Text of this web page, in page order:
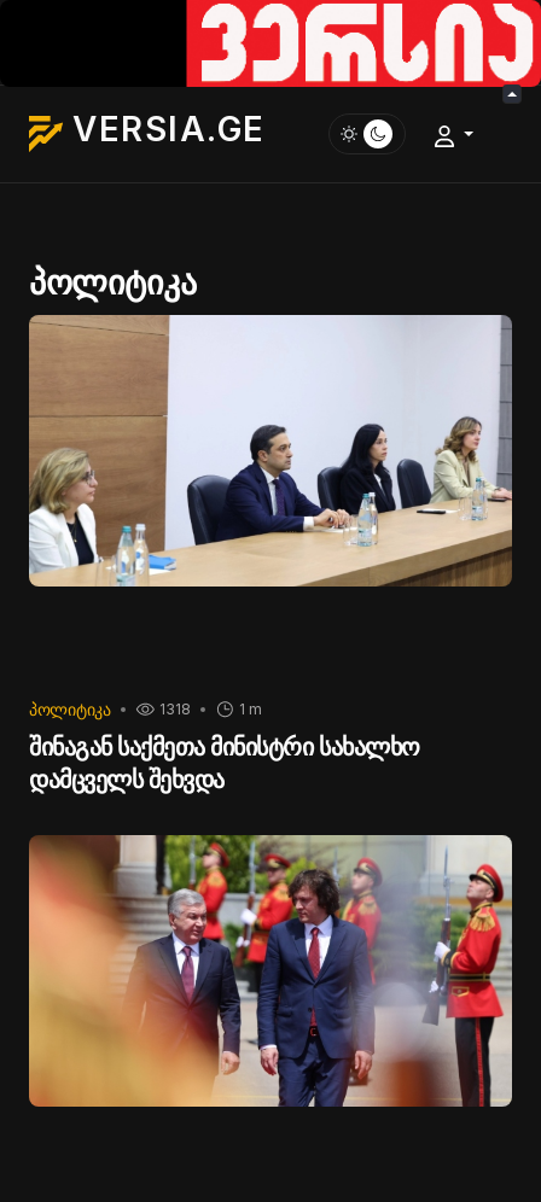
VERSIA.GE
პოლიტიკა
ᲞᲝᲚᲘᲢᲘᲙᲐ 1 m
1318
შინაგან საქმეთა მინისტრი სახალხო
დამცველს შეხვდა